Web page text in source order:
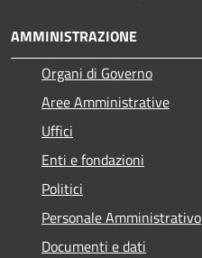
AMMINISTRAZIONE
Organi di Governo
Aree Amministrative
Uffici
Enti e fondazioni
Politici
Personale Amministrativo
Documenti e dati